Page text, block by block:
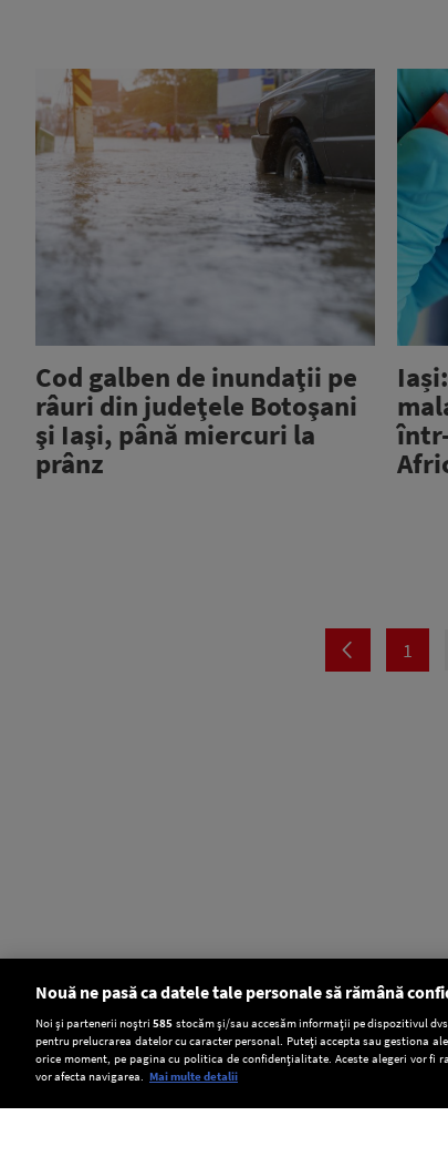
Cod galben de inundaţii pe
râuri din judeţele Botoşani
şi Iaşi, până miercuri la
prânz
1
Setări:
Dark Mode
Nouă ne pasă ca datele tale personale să rămână
Noi și partenerii noștri585 stocăm și/sau accesăm informații pe dispozitivul
pentru prelucrarea datelor cu caracter personal. Puteți accepta sau gestiona
orice moment, pe pagina cu politica de confidențialitate. Aceste alegeri vor fi
vor afecta navigarea. Mai multe detalii